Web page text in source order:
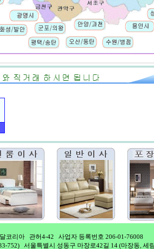
코리아 관허4-42 사업자 등록번호 206-01-76008
752) 서울특별시 성동구 마장로42길 14 (마장동, 세